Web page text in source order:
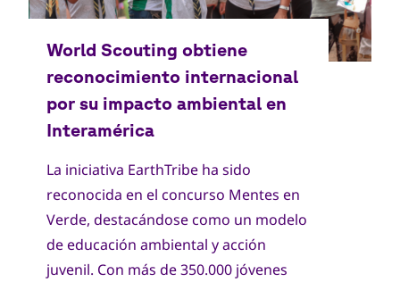
La iniciativa EarthTribe ha sido
reconocida en el concurso Mentes en
Verde, destacándose como un modelo
de educación ambiental y acción
juvenil. Con más de 350.000 jóvenes